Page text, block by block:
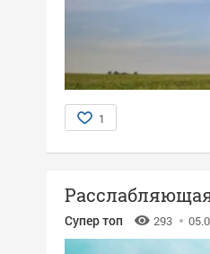
1
Супер топ 293